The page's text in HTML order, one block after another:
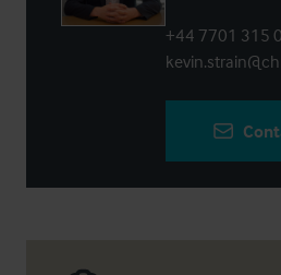
+44 7701 315